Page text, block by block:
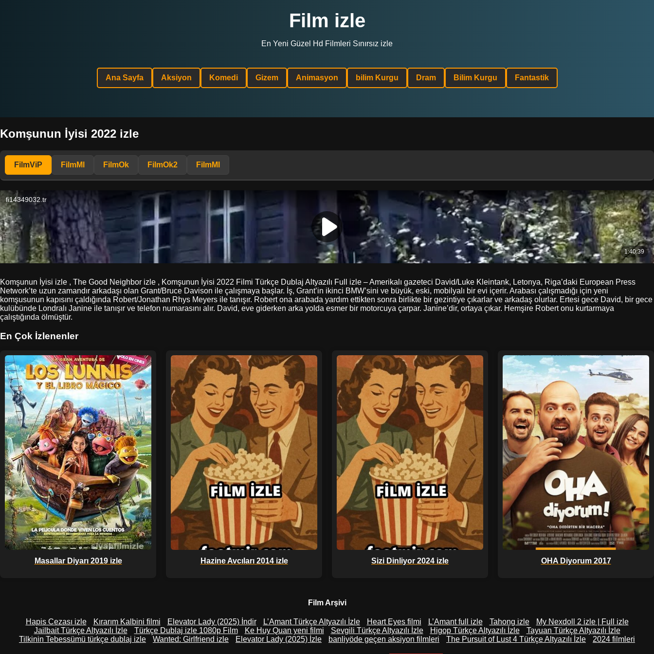
Film izle
En Yeni Güzel Hd Filmleri Sınırsız izle
Ana Sayfa Aksiyon Komedi Gizem Animasyon bilim Kurgu Dram Bilim Kurgu Fantastik
Komşunun İyisi 2022 izle
FilmViP FilmMl FilmOk FilmOk2 FilmMl
Komşunun İyisi izle , The Good Neighbor izle , Komşunun İyisi 2022 Filmi Türkçe Dublaj Altyazılı Full izle – Amerikalı gazeteci David/Luke Kleintank, Letonya, Riga’daki European Press
Network’te uzun zamandır arkadaşı olan Grant/Bruce Davison ile çalışmaya başlar. İş, Grant’in ikinci BMW’sini ve büyük, eski, mobilyalı bir evi içerir. Arabası çalışmadığı için yeni
komşusunun kapısını çaldığında Robert/Jonathan Rhys Meyers ile tanışır. Robert ona arabada yardım ettikten sonra birlikte bir gezintiye çıkarlar ve arkadaş olurlar. Ertesi gece David, bir gece
kulübünde Londralı Janine ile tanışır ve telefon numarasını alır. David, eve giderken arka yolda esmer bir motorcuya çarpar. Janine’dir, ortaya çıkar. Hemşire Robert onu kurtarmaya
çalıştığında ölmüştür.
En Çok İzlenenler
Masallar Diyarı 2019 izle Hazine Avcıları 2014 izle Sizi Dinliyor 2024 izle OHA Diyorum 2017
Film Arşivi
Hapis Cezası izle Kırarım Kalbini filmi Elevator Lady (2025) İndir L’Amant Türkçe Altyazılı İzle Heart Eyes filmi L’Amant full izle Tahong izle
My Nexdoll 2 izle | Full izle
Jailbait Türkçe Altyazılı İzle
Türkçe Dublaj izle 1080p Film Ke Huy Quan yeni filmi Sevgili Türkçe Altyazılı İzle Higop Türkçe Altyazılı İzle
Tayuan Türkçe Altyazılı İzle
Tilkinin Tebessümü türkçe dublaj izle
Wanted: Girlfriend izle Elevator Lady (2025) İzle banliyöde geçen aksiyon filmleri The Pursuit of Lust 4 Türkçe Altyazılı İzle 2024 filmleri